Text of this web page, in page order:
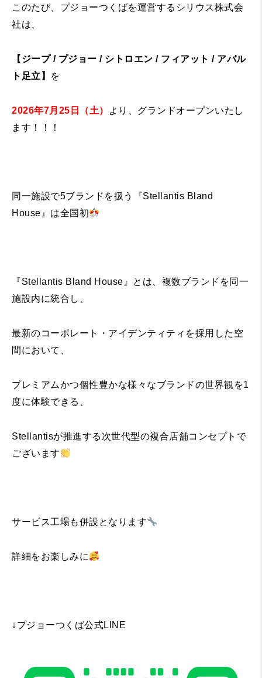
このたび、プジョーつくばを運営するシリウス株式会
社は、
【ジープ / プジョー / シトロエン / フィアット / アバル
ト足立】
を
2026年7月25日（土）
より、グランドオープンいたし
ます！！！
同一施設で5ブランドを扱う『Stellantis Bland
House』は全国初
『Stellantis Bland House』とは、複数ブランドを同一
施設内に統合し、
最新のコーポレート・アイデンティティを採用した空
間において、
プレミアムかつ個性豊かな様々なブランドの世界観を1
度に体験できる、
Stellantisが推進する次世代型の複合店舗コンセプトで
ございます
サービス工場も併設となります
詳細をお楽しみに
↓プジョーつくば公式LINE